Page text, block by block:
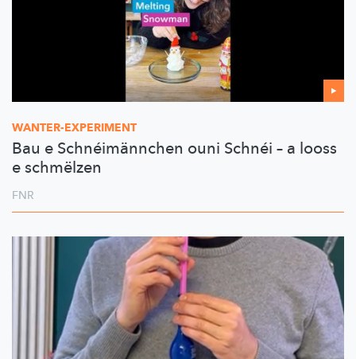
WANTER-EXPERIMENT
Bau e Schnéimännchen ouni Schnéi – a looss
e schmëlzen
FNR